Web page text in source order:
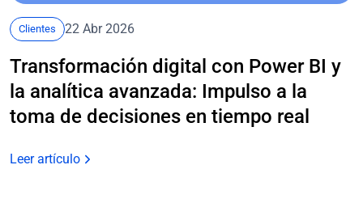
Clientes 22 Abr 2026
Transformación digital con Power BI y
la analítica avanzada: Impulso a la
toma de decisiones en tiempo real
Leer artículo